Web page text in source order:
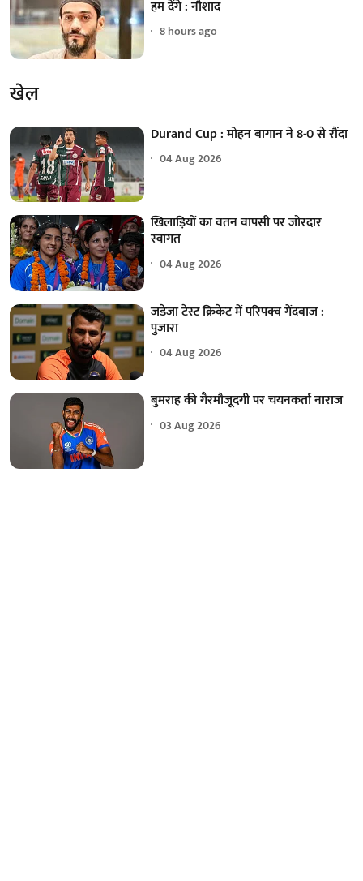
हम देंगे : नौशाद
8 hours ago
खेल
Durand Cup : मोहन बागान ने 8-0 से रौंदा
04 Aug 2026
खिलाड़ियों का वतन वापसी पर जोरदार
स्वागत
04 Aug 2026
जडेजा टेस्ट क्रिकेट में परिपक्व गेंदबाज :
पुजारा
04 Aug 2026
बुमराह की गैरमौजूदगी पर चयनकर्ता नाराज
03 Aug 2026